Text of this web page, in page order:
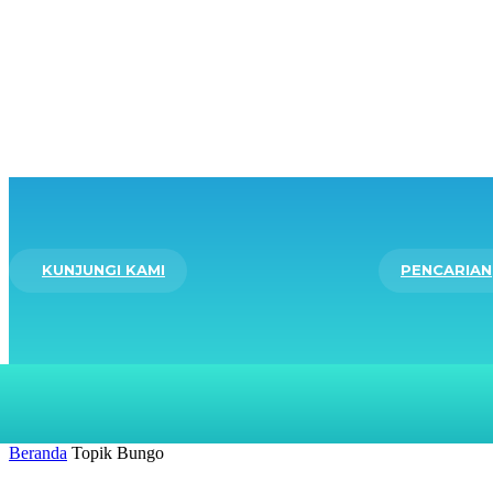
KUNJUNGI KAMI PENCARIAN
Beranda Topik Bungo